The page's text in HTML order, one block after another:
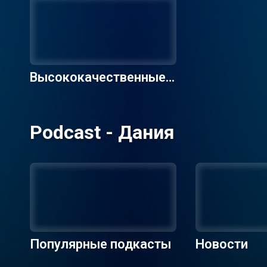
Высококачественные р
Podcast - Дания
Популярные подкасты Новости